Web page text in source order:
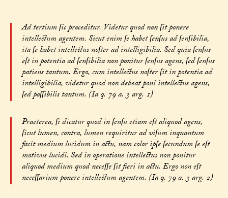
Ad tertium ſic proceditur. Videtur quod non ſit ponere
intellectum agentem. Sicut enim ſe habet ſenſus ad ſenſibilia,
ita ſe habet intellectus noſter ad intelligibilia. Sed quia ſenſus
eſt in potentia ad ſenſibilia non ponitur ſenſus agens, ſed ſenſus
patiens tantum. Ergo, cum intellectus noſter ſit in potentia ad
intelligibilia, videtur quod non debeat poni intellectus agens,
ſed poſſibilis tantum. (Ia q. 79 a. 3 arg. 1)
Praeterea, ſi dicatur quod in ſenſu etiam eſt aliquod agens,
ſicut lumen, contra, lumen requiritur ad viſum inquantum
facit medium lucidum in actu, nam color ipſe ſecundum ſe eſt
motivus lucidi. Sed in operatione intellectus non ponitur
aliquod medium quod neceſſe ſit fieri in actu. Ergo non eſt
neceſſarium ponere intellectum agentem. (Ia q. 79 a. 3 arg. 2)